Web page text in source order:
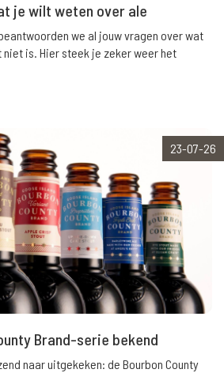
je wilt weten over ale
we al jouw vragen over wat
niet is. Hier steek je zeker weer het
23-07-26
Brand-serie bekend
naar uitgekeken: de Bourbon County